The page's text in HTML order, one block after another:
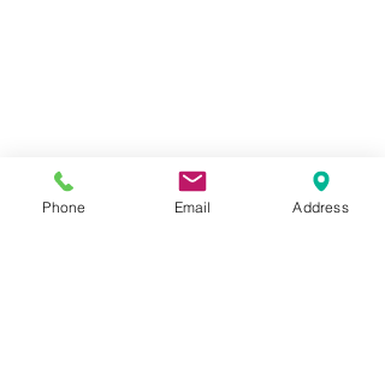
Prénom
Phone Email Address